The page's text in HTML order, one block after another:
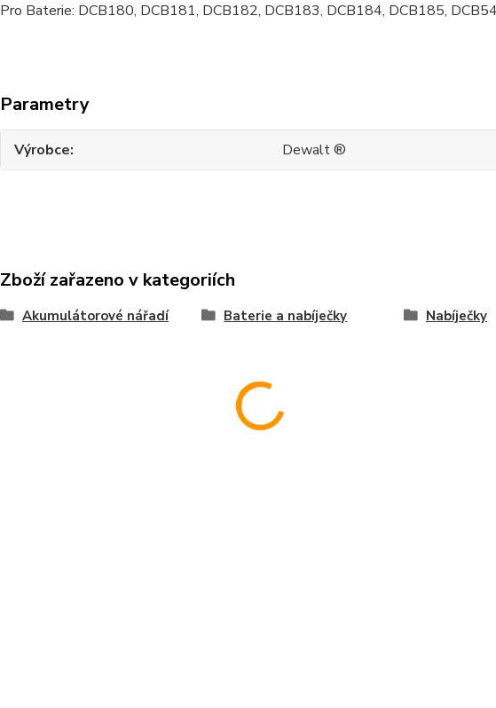
Pro Baterie: DCB180, DCB181, DCB182, DCB183, DCB184, DCB185,
Parametry
Výrobce Dewalt ®
Zboží zařazeno v kategoriích
Akumulátorové nářadí Baterie a nabíječky Nabíječky